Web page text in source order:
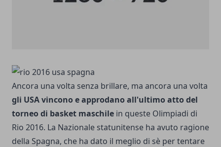
Ancora una volta senza brillare, ma ancora una volta
gli USA vincono e approdano all'ultimo atto del
torneo di basket maschile in queste Olimpiadi di
Rio 2016. La Nazionale statunitense ha avuto ragione
della Spagna, che ha dato il meglio di sè per tentare